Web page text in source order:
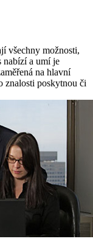
všechny možnosti,
nabízí a umí je
na hlavní
znalosti poskytnou či